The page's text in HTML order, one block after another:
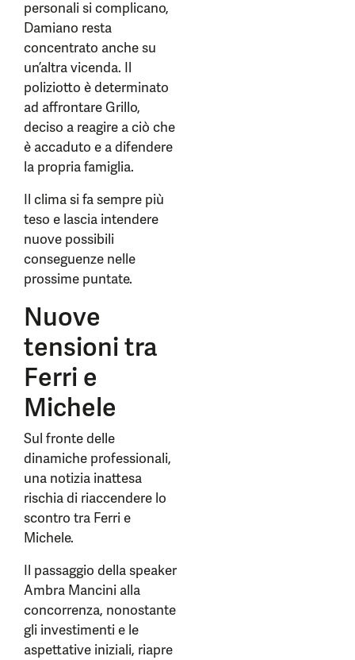
personali si complicano,
Damiano resta
concentrato anche su
un’altra vicenda. Il
poliziotto è determinato
ad affrontare Grillo,
deciso a reagire a ciò che
è accaduto e a difendere
la propria famiglia.
Il clima si fa sempre più
teso e lascia intendere
nuove possibili
conseguenze nelle
prossime puntate.
Nuove
tensioni tra
Ferri e
Michele
Sul fronte delle
dinamiche professionali,
una notizia inattesa
rischia di riaccendere lo
scontro tra Ferri e
Michele.
Il passaggio della speaker
Ambra Mancini alla
concorrenza, nonostante
gli investimenti e le
aspettative iniziali, riapre